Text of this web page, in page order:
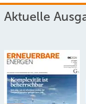
Aktuelle